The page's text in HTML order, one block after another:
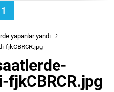
1
yapanlar yandı
fjkCBRCR.jpg